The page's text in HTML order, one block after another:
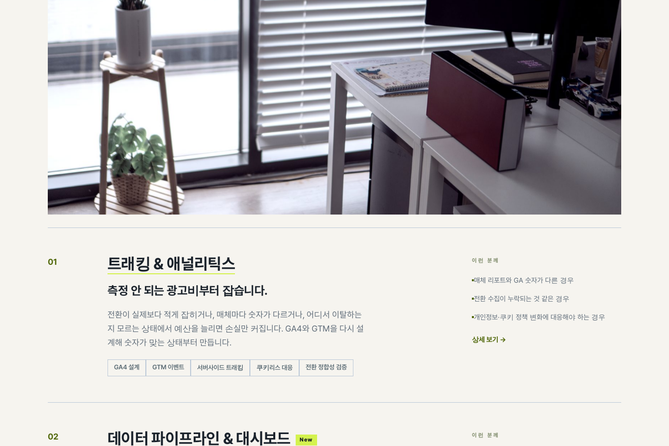
01 트래킹 & 애널리틱스
측정 안 되는 광고비부터 잡습니다.
전환이 실제보다 적게 잡히거나, 매체마다 숫자가 다르거나, 어디서 이탈하는
지 모르는 상태에서 예산을 늘리면 손실만 커집니다. GA4와 GTM을 다시 설
계해 숫자가 맞는 상태부터 만듭니다.
GA4 설계 GTM 이벤트 서버사이드 트래킹 쿠키리스 대응 전환 정합성 검증
이런 분께
매체 리포트와 GA 숫자가 다른 경우
전환 수집이 누락되는 것 같은 경우
개인정보·쿠키 정책 변화에 대응해야 하는 경우
상세 보기 →
02 데이터 파이프라인 & 대시보드 New
이런 분께